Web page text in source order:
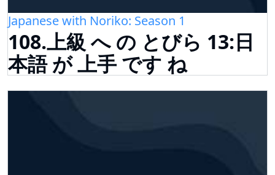
Japanese with Noriko: Season 1
108.上級 へ の とびら 13:日
本語 が 上手 です ね